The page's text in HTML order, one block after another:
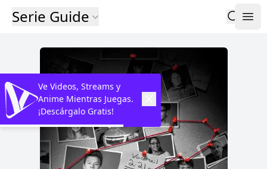
Serie Guide
Ve Videos, Streams y
Anime Mientras Juegas.
¡Descárgalo Gratis!